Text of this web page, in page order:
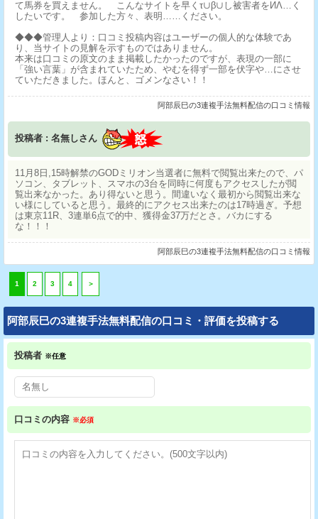
て馬券を買えません。 こんなサイトを早くτ∪β∪し被害者をИΛ…く
したいです。 参加した方々、表明……ください。
◆◆◆管理人より：口コミ投稿内容はユーザーの個人的な体験であ
り、当サイトの見解を示すものではありません。
本来は口コミの原文のまま掲載したかったのですが、表現の一部に
「強い言葉」が含まれていたため、やむを得ず一部を伏字や…にさせ
ていただきました。ほんと、ゴメンなさい！！
阿部辰巳の3連複手法無料配信の口コミ情報
投稿者 : 名無しさん
11月8日,15時解禁のGODミリオン当選者に無料で閲覧出来たので、パ
ソコン、タブレット、スマホの3台を同時に何度もアクセスしたが閲
覧出来なかった。あり得ないと思う。間違いなく最初から閲覧出来な
い様にしていると思う。最終的にアクセス出来たのは17時過ぎ。予想
は東京11R、3連単6点で的中、獲得金37万だとさ。バカにする
な！！！
阿部辰巳の3連複手法無料配信の口コミ情報
1 2 3 4 ＞
阿部辰巳の3連複手法無料配信の口コミ・評価を投稿する
投稿者 ※任意
口コミの内容 ※必須